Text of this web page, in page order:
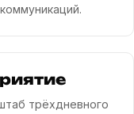
трёхдневного